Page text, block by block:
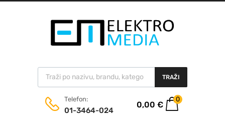
TRAŽI
Telefon:
01-3464-024
0,00 €
0